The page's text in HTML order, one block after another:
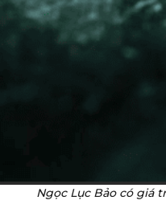
Ngọc Lục Bảo có giá